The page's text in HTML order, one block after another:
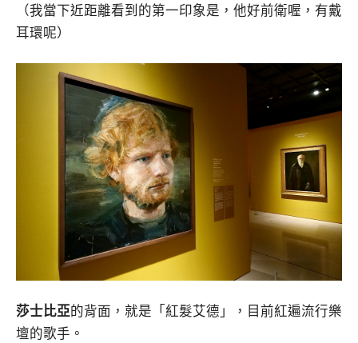
（我當下近距離看到的第一印象是，他好前衛喔，有戴
耳環呢）
莎士比亞的背面，就是「紅髮艾德」，目前紅遍流行樂
壇的歌手。